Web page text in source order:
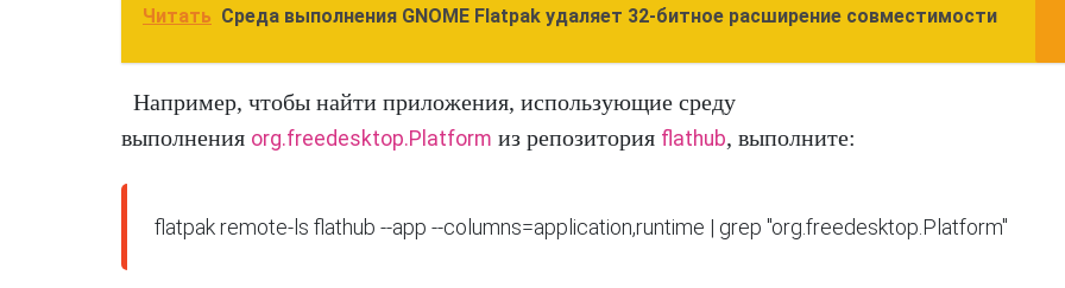
Читать Среда выполнения GNOME Flatpak удаляет 32-битное расширение совместимости
Например, чтобы найти приложения, использующие среду
выполнения org.freedesktop.Platform из репозитория flathub, выполните:
flatpak remote-ls flathub --app --columns=application,runtime | grep "org.freedesktop.Platform"